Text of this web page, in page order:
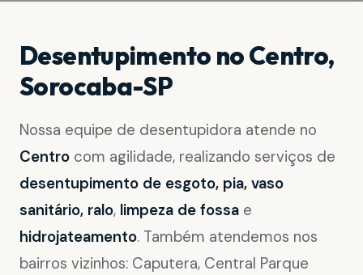
Desentupimento no Centro,
Sorocaba-SP
Nossa equipe de desentupidora atende no
Centro com agilidade, realizando serviços de
desentupimento de esgoto, pia, vaso
sanitário, ralo, limpeza de fossa e
hidrojateamento. Também atendemos nos
bairros vizinhos: Caputera, Central Parque